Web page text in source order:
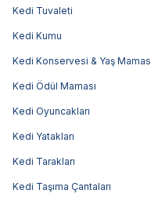
Kedi Tuvaleti
Kedi Kumu
Kedi Konservesi & Yaş
Kedi Ödül Maması
Kedi Oyuncakları
Kedi Yatakları
Kedi Tarakları
Kedi Taşıma Çantaları